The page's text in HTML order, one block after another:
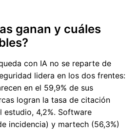
ganan y cuáles
con IA no se reparte de
lidera en los dos frentes:
en el 59,9% de sus
logran la tasa de citación
estudio, 4,2%. Software
incidencia) y martech (56,3%)